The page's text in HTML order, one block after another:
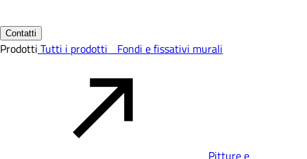
Contatti
Prodotti Tutti i prodotti Fondi e fissativi murali
Pitture e